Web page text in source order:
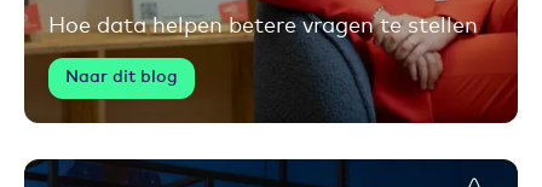
Hoe data helpen betere vragen te stellen
Naar dit blog